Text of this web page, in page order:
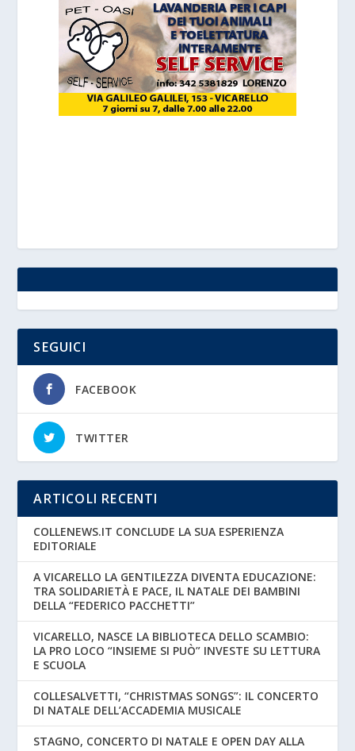
SEGUICI
FACEBOOK
TWITTER
ARTICOLI RECENTI
COLLENEWS.IT CONCLUDE LA SUA ESPERIENZA
EDITORIALE
A VICARELLO LA GENTILEZZA DIVENTA EDUCAZIONE:
TRA SOLIDARIETÀ E PACE, IL NATALE DEI BAMBINI
DELLA “FEDERICO PACCHETTI”
VICARELLO, NASCE LA BIBLIOTECA DELLO SCAMBIO:
LA PRO LOCO “INSIEME SI PUÒ” INVESTE SU LETTURA
E SCUOLA
COLLESALVETTI, “CHRISTMAS SONGS”: IL CONCERTO
DI NATALE DELL’ACCADEMIA MUSICALE
STAGNO, CONCERTO DI NATALE E OPEN DAY ALLA